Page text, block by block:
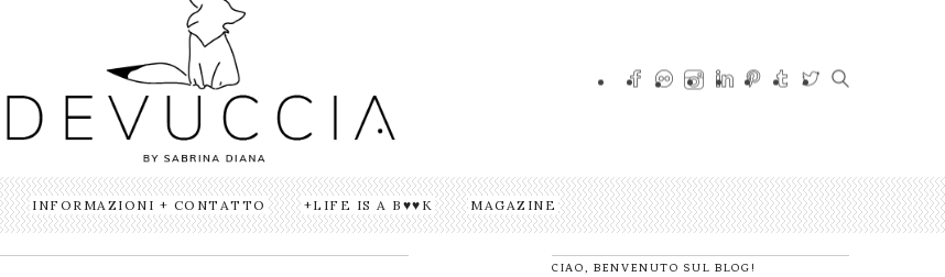
INFORMAZIONI + CONTATTO LIFE IS A B♥♥K MAGAZINE
CIAO, BENVENUTO SUL BLOG!